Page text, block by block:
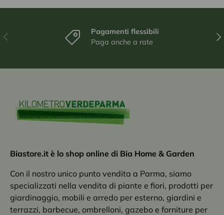
Indietro
Pagamenti flessibili
Paga anche a rate
Biastore.it è lo shop online di Bia Home & Garden
Con il nostro unico punto vendita a Parma, siamo
specializzati nella vendita di piante e fiori, prodotti per
giardinaggio, mobili e arredo per esterno, giardini e
terrazzi, barbecue, ombrelloni, gazebo e forniture per